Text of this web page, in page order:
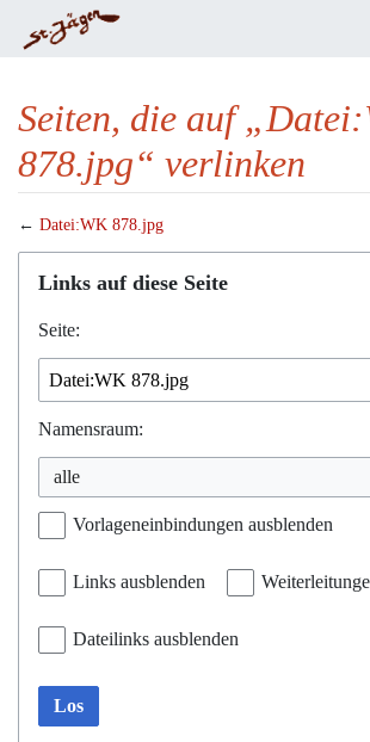
Seiten, die auf
878.jpg“ verlinken
← Datei:WK 878.jpg
Wechseln zu:Navigation,Suche
Links auf diese Seite
Seite:
Namensraum:
alle
Vorlageneinbindungen ausblenden
Links ausblenden
Dateilinks ausblenden
Los